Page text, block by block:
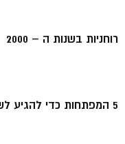
רוחניות בשנות ה – 2000
5 המפתחות כדי להגיע לשלמות